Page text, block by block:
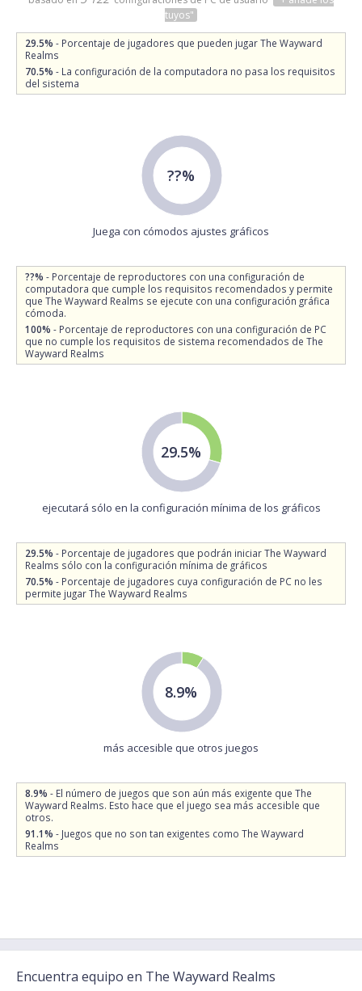
tuyos"
29.5% - Porcentaje de jugadores que pueden jugar The Wayward
Realms
70.5% - La configuración de la computadora no pasa los requisitos
del sistema
??%
Juega con cómodos ajustes gráficos
??% - Porcentaje de reproductores con una configuración de
computadora que cumple los requisitos recomendados y permite
que The Wayward Realms se ejecute con una configuración gráfica
cómoda.
100% - Porcentaje de reproductores con una configuración de PC
que no cumple los requisitos de sistema recomendados de The
Wayward Realms
29.5%
ejecutará sólo en la configuración mínima de los gráficos
29.5% - Porcentaje de jugadores que podrán iniciar The Wayward
Realms sólo con la configuración mínima de gráficos
70.5% - Porcentaje de jugadores cuya configuración de PC no les
permite jugar The Wayward Realms
8.9%
más accesible que otros juegos
8.9% - El número de juegos que son aún más exigente que The
Wayward Realms. Esto hace que el juego sea más accesible que
otros.
91.1% - Juegos que no son tan exigentes como The Wayward
Realms
Encuentra equipo en The Wayward Realms